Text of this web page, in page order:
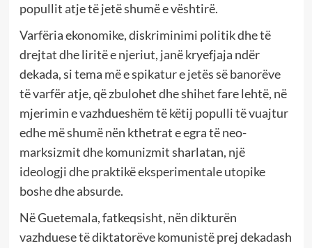
popullit atje të jetë shumë e vështirë.
Varfëria ekonomike, diskriminimi politik dhe të
drejtat dhe liritë e njeriut, janë kryefjaja ndër
dekada, si tema më e spikatur e jetës së banorëve
të varfër atje, që zbulohet dhe shihet fare lehtë, në
mjerimin e vazhdueshëm të këtij populli të vuajtur
edhe më shumë nën kthetrat e egra të neo-
marksizmit dhe komunizmit sharlatan, një
ideologji dhe praktikë eksperimentale utopike
boshe dhe absurde.
Në Guetemala, fatkeqsisht, nën dikturën
vazhduese të diktatorëve komunistë prej dekadash